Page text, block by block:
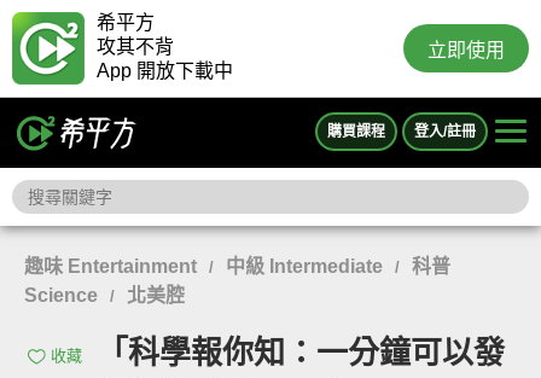
希平方
攻其不背
App 開放下載中
立即使用
購買課程 登入/註冊
趣味 Entertainment / 中級 Intermediate /
科普
Science
/ 北美腔
收藏
「科學報你知：一分鐘可以發